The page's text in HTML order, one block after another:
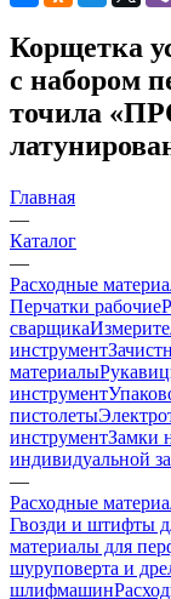
Корщетка
с набором
точила
Главная
—
Каталог
—
Расходные
Перчатки рабочие
сварщика
инструмент
материалы
инструмент
пистолеты
инструментЗамки
индивидуальной
—
Расходные
Гвозди и штифты
материалы для
шуруповерта и
шлифмашин